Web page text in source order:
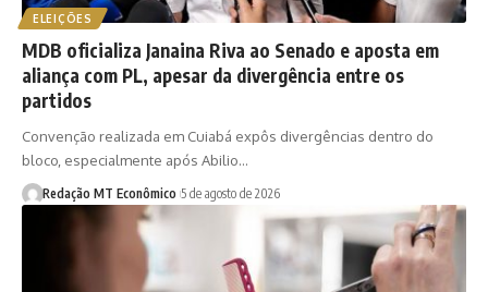
ELEIÇÕES
MDB oficializa Janaina Riva ao Senado e aposta em
aliança com PL, apesar da divergência entre os
partidos
Convenção realizada em Cuiabá expôs divergências dentro do
bloco, especialmente após Abilio…
Redação MT Econômico 5 de agosto de 2026